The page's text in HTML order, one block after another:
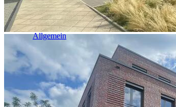
Industrie & Logistik
Allgemein